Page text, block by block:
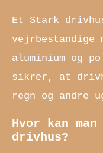
Et Stark
vejrbestandige
aluminium og
sikrer, at
regn og andre
Hvor kan
drivhus?